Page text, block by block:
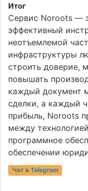
Итог
Сервис Noroots —
эффективный
неотъемлемой
инфраструктуры
строить доверие,
повышать
каждый документ
сделки, а каждый
прибыль, Noroots
между
программное
обеспечении
Чат в Telegram